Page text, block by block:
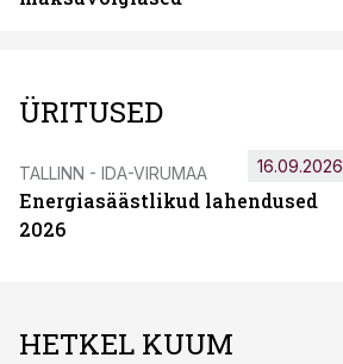
ÜRITUSED
TALLINN - IDA-VIRUMAA
Energiasäästlikud lahendused
2026
16.09.2026
HETKEL KUUM